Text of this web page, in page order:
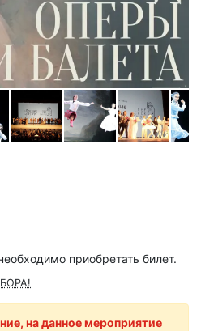
приобретать билет.
на данное мероприятие